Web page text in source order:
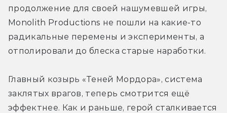
продолжение для своей нашумевшей игры,
Monolith Productions не пошли на какие-то
радикальные перемены и эксперименты, а
отполировали до блеска старые наработки.
Главный козырь «Теней Мордора», система
заклятых врагов, теперь смотрится ещё
эффектнее. Как и раньше, герой сталкивается